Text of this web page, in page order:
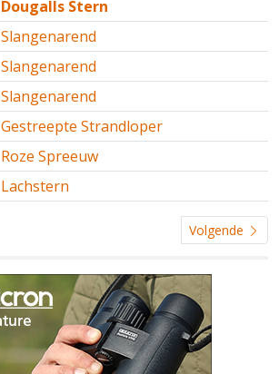
Dougalls Stern
Slangenarend
Slangenarend
Slangenarend
Gestreepte Strandloper
Roze Spreeuw
Lachstern
Volgende